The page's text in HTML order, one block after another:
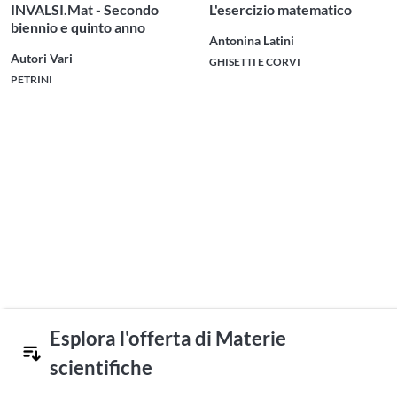
Esplora l'offerta di Materie
scientifiche
INVALSI.Mat - Secondo
biennio e quinto anno
Autori Vari
PETRINI
L'esercizio matematico
Antonina Latini
GHISETTI E CORVI